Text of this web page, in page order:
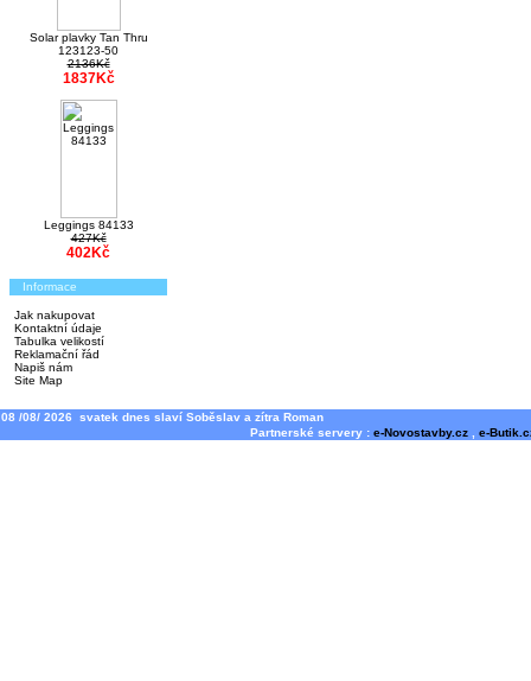
Solar plavky Tan Thru
123123-50
2136Kč
1837Kč
Leggings 84133
427Kč
402Kč
Informace
Jak nakupovat
Kontaktní údaje
Tabulka velikostí
Reklamační řád
Napiš nám
Site Map
08 /08/ 2026 svatek dnes slaví Soběslav a zítra Roman
Partnerské servery : e-Novostavby.cz e-